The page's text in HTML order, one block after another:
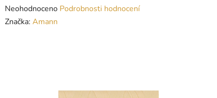
Průměrné
hodnocení
Neohodnoceno Podrobnosti hodnocení
Značka: Amann